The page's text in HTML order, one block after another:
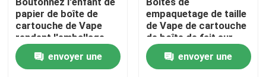
Cas
Pack de mauvaises herbes personnalisé
papier de boîte de
cartouche de Vape
rendent l'emballage
résistant de
cartouche de Vape
envoyer une
empaquetage de taille
de Vape de cartouche
de boîte de fait sur
commande de papier
envoyer une